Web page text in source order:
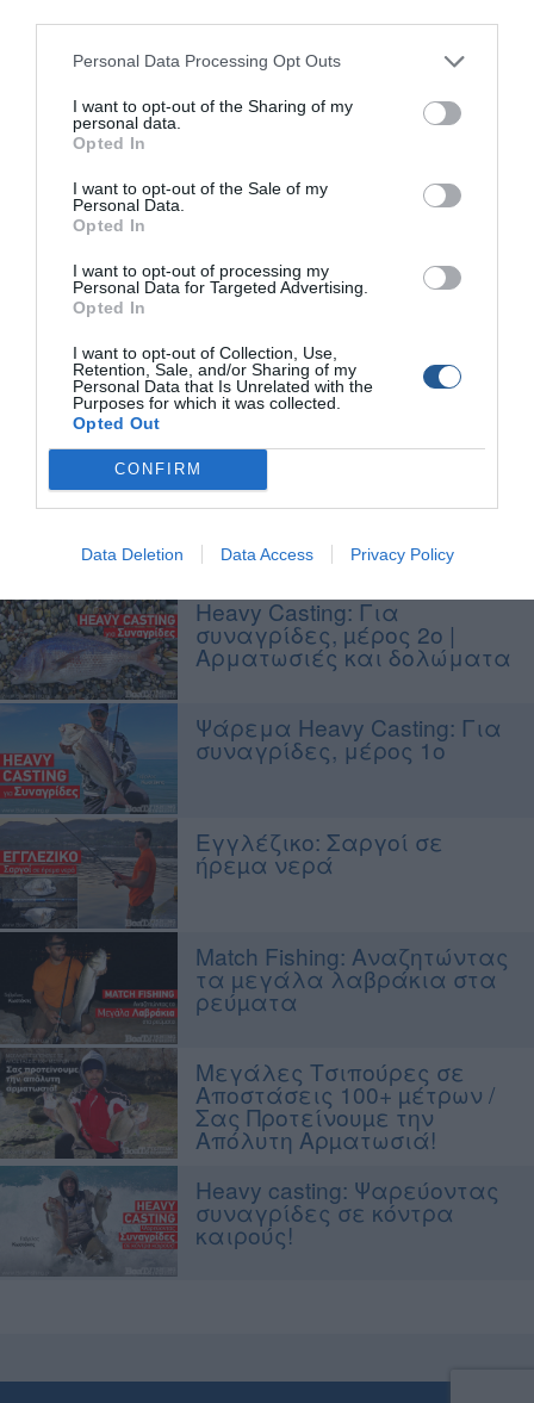
Personal Data Processing Opt Outs
I want to opt-out of the Sharing of my
personal data.
Opted In
I want to opt-out of the Sale of my
Personal Data.
Opted In
I want to opt-out of processing my
Personal Data for Targeted Advertising.
Opted In
I want to opt-out of Collection, Use,
Retention, Sale, and/or Sharing of my
Personal Data that Is Unrelated with the
Purposes for which it was collected.
Opted Out
CONFIRM
Data Deletion Data Access Privacy Policy
Heavy casting: Τσαούσια, η
ευχάριστη έκπληξη!
χειμωνιάτικα ψαρέματα
Ψάρεμα Casting: Τσιπούρες
με σκληρά δολώματα
(δόλωμα πορφύρα και
Match Fishing: Λαβράκια
στα ρεύµατα,
κατάλληλες αρµατωσιές
Εγγλέζικο: η τεχνική που
συναρπάζει!
Heavy Casting: Για
συναγρίδες, µέρος 2o |
Αρματωσιές και δολώματα
Ψάρεμα Heavy Casting: Για
συναγρίδες, μέρος 1o
Εγγλέζικο: Σαργοί σε
ήρεµα νερά
Match Fishing: Αναζητώντας
τα µεγάλα λαβράκια στα
ρεύµατα
Μεγάλες Τσιπούρες σε
Αποστάσεις 100+ µέτρων /
Σας Προτείνουµε την
Απόλυτη Αρµατωσιά!
Heavy casting: Ψαρεύοντας
συναγρίδες σε κόντρα
καιρούς!